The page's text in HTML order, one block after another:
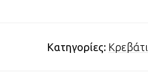
Κατηγορίες: Κρεβάτι